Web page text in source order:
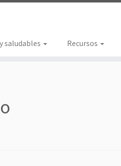
saludables Recursos